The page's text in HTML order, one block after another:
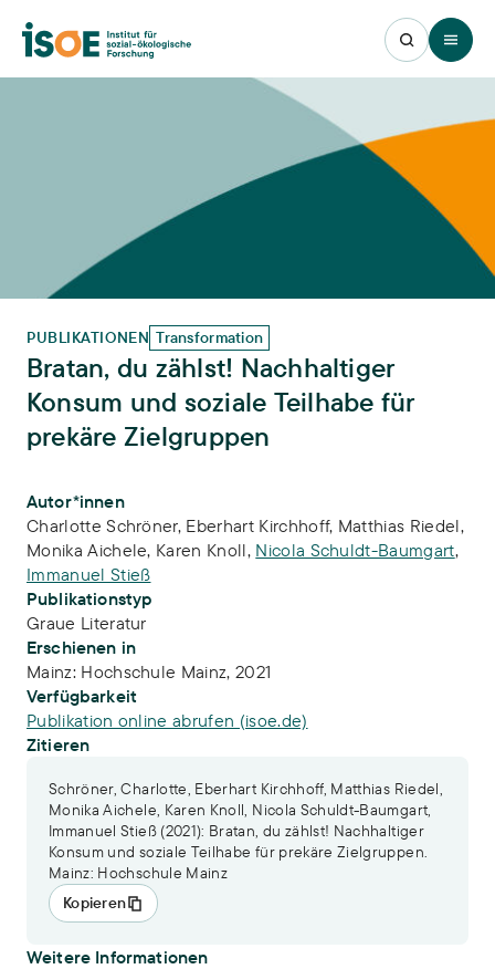
Open
PUBLIKATIONEN Transformation
Bratan, du zählst! Nachhaltiger
Konsum und soziale Teilhabe für
prekäre Zielgruppen
Publikations-Infos
Autor*innen
Charlotte Schröner, Eberhart Kirchhoff, Matthias Riedel,
Monika Aichele, Karen Knoll, Nicola Schuldt-Baumgart,
Immanuel Stieß
Publikationstyp
Graue Literatur
Erschienen in
Mainz: Hochschule Mainz, 2021
Verfügbarkeit
Publikation online abrufen (isoe.de)
Zitieren
Schröner, Charlotte, Eberhart Kirchhoff, Matthias Riedel,
Monika Aichele, Karen Knoll, Nicola Schuldt-Baumgart,
Immanuel Stieß (2021): Bratan, du zählst! Nachhaltiger
Konsum und soziale Teilhabe für prekäre Zielgruppen.
Mainz: Hochschule Mainz
Kopieren
Weitere Informationen